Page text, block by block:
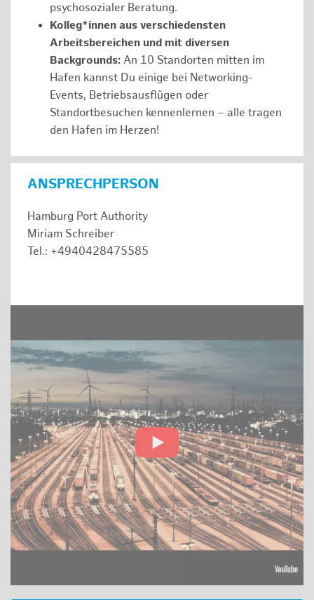
psychosozialer Beratung.
Kolleg*innen aus verschiedensten
Arbeitsbereichen und mit diversen
Backgrounds: An 10 Standorten mitten im
Hafen kannst Du einige bei Networking-
Events, Betriebsausflügen oder
Standortbesuchen kennenlernen – alle tragen
den Hafen im Herzen!
ANSPRECHPERSON
Hamburg Port Authority
Miriam Schreiber
Tel.: +4940428475585